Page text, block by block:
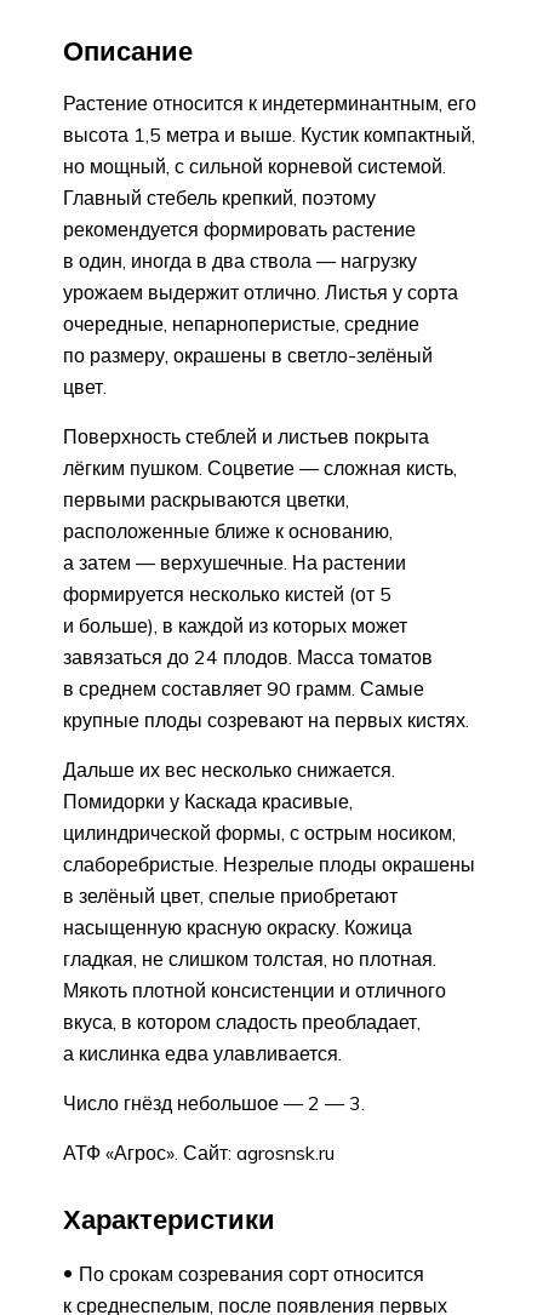
Описание
Растение относится к индетерминантным, его
высота 1,5 метра и выше. Кустик компактный,
но мощный, с сильной корневой системой.
Главный стебель крепкий, поэтому
рекомендуется формировать растение
в один, иногда в два ствола — нагрузку
урожаем выдержит отлично. Листья у сорта
очередные, непарноперистые, средние
по размеру, окрашены в светло-зелёный
цвет.
Поверхность стеблей и листьев покрыта
лёгким пушком. Соцветие — сложная кисть,
первыми раскрываются цветки,
расположенные ближе к основанию,
а затем — верхушечные. На растении
формируется несколько кистей (от 5
и больше), в каждой из которых может
завязаться до 24 плодов. Масса томатов
в среднем составляет 90 грамм. Самые
крупные плоды созревают на первых кистях.
Дальше их вес несколько снижается.
Помидорки у Каскада красивые,
цилиндрической формы, с острым носиком,
слаборебристые. Незрелые плоды окрашены
в зелёный цвет, спелые приобретают
насыщенную красную окраску. Кожица
гладкая, не слишком толстая, но плотная.
Мякоть плотной консистенции и отличного
вкуса, в котором сладость преобладает,
а кислинка едва улавливается.
Число гнёзд небольшое — 2 — 3.
АТФ «Агрос». Сайт: agrosnsk.ru
Характеристики
По срокам созревания сорт относится
к среднеспелым, после появления первых